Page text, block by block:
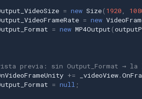
= new Size( 1920
= new
= new MP4Output (
previa: sin Output_Format → la
+= _videoView.
= null ;